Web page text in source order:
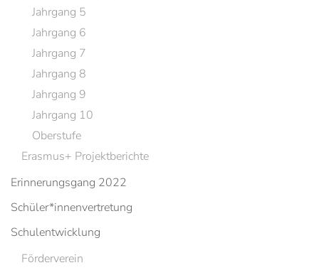
Jahrgang 5
Jahrgang 6
Jahrgang 7
Jahrgang 8
Jahrgang 9
Jahrgang 10
Oberstufe
Erasmus+ Projektberichte
Erinnerungsgang 2022
Schüler*innenvertretung
Schulentwicklung
Förderverein